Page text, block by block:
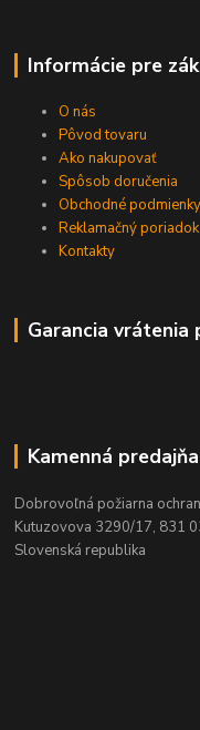
Informácie pre
O nás
Pôvod tovaru
Ako nakupovať
Spôsob doručenia
Obchodné podmienky
Reklamačný poriadok
Kontakty
Garancia vrátenia
Kamenná predajňa
Dobrovoľná požiarna
Kutuzovova 3290/17, 831
Slovenská republika